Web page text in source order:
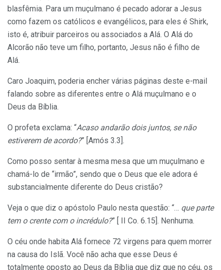
blasfêmia. Para um muçulmano é pecado adorar a Jesus
como fazem os católicos e evangélicos, para eles é Shirk,
isto é, atribuir parceiros ou associados a Alá. O Alá do
Alcorão não teve um filho, portanto, Jesus não é filho de
Alá.
Caro Joaquim, poderia encher várias páginas deste e-mail
falando sobre as diferentes entre o Alá muçulmano e o
Deus da Bíblia.
O profeta exclama: “Acaso andarão dois juntos, se não
estiverem de acordo?” [Amós 3.3].
Como posso sentar à mesma mesa que um muçulmano e
chamá-lo de “irmão”, sendo que o Deus que ele adora é
substancialmente diferente do Deus cristão?
Veja o que diz o apóstolo Paulo nesta questão: “… que parte
tem o crente com o incrédulo?” [ II Co. 6.15]. Nenhuma.
O céu onde habita Alá fornece 72 virgens para quem morrer
na causa do Islã. Você não acha que esse Deus é
totalmente oposto ao Deus da Bíblia que diz que no céu, os